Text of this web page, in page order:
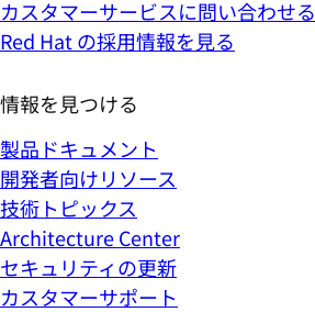
カスタマーサービスに問い合わせる
Red Hat の採用情報を見る
情報を見つける
製品ドキュメント
開発者向けリソース
技術トピックス
Architecture Center
セキュリティの更新
カスタマーサポート